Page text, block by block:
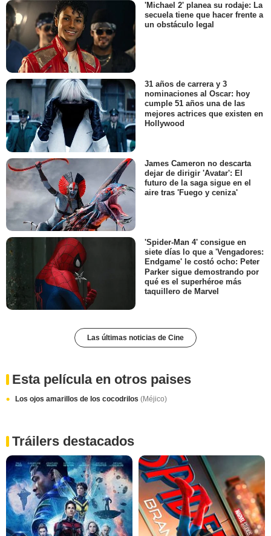
'Michael 2' planea su rodaje: La
secuela tiene que hacer frente a
un obstáculo legal
31 años de carrera y 3
nominaciones al Oscar: hoy
cumple 51 años una de las
mejores actrices que existen en
Hollywood
James Cameron no descarta
dejar de dirigir 'Avatar': El
futuro de la saga sigue en el
aire tras 'Fuego y ceniza'
'Spider-Man 4' consigue en
siete días lo que a 'Vengadores:
Endgame' le costó ocho: Peter
Parker sigue demostrando por
qué es el superhéroe más
taquillero de Marvel
Las últimas noticias de Cine
Esta película en otros paises
Los ojos amarillos de los cocodrilos (Méjico)
Tráilers destacados